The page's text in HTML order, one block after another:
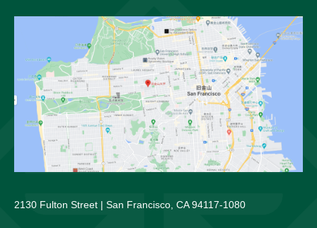
2130 Fulton Street | San Francisco, CA 94117-1080